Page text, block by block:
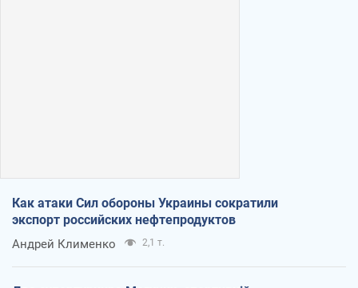
Как атаки Сил обороны Украины сократили
экспорт российских нефтепродуктов
Андрей Клименко 2,1 т.